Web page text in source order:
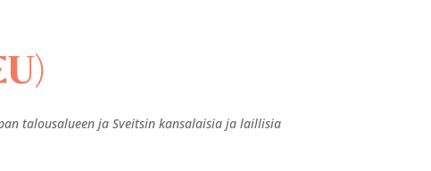
talousalueen ja Sveitsin kansalaisia ja laillisia